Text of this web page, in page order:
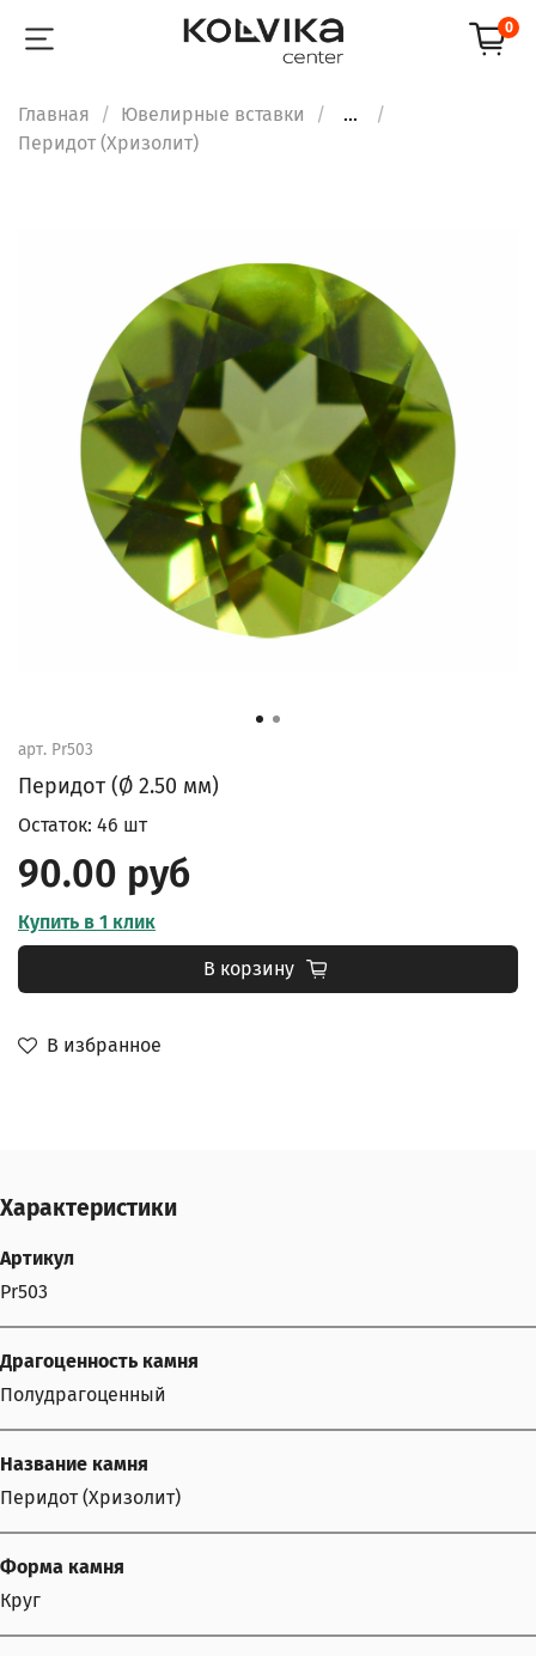
0
Главная Ювелирные вставки
...
Перидот (Хризолит)
арт. Pr503
Перидот (Ø 2.50 мм)
В избранное
Остаток: 46 шт
90.00 руб
Купить в 1 клик
В корзину
Характеристики
Артикул
Pr503
Драгоценность камня
Полудрагоценный
Название камня
Перидот (Хризолит)
Форма камня
Круг